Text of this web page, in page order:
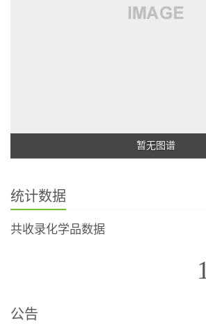
暂无图谱
统计数据
共收录化学品数据
公告